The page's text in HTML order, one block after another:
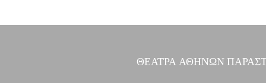
ΘΕΑΤΡΑ ΑΘΗΝΩΝ